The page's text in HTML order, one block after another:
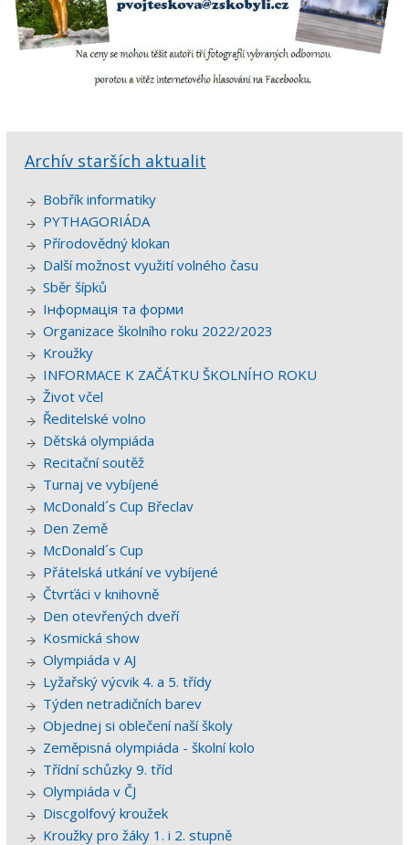
Archív starších aktualit
Bobřík informatiky
PYTHAGORIÁDA
Přírodovědný klokan
Další možnost využití volného času
Sběr šípků
Інформація та форми
Organizace školního roku 2022/2023
Kroužky
INFORMACE K ZAČÁTKU ŠKOLNÍHO ROKU
Život včel
Ředitelské volno
Dětská olympiáda
Recitační soutěž
Turnaj ve vybíjené
McDonald´s Cup Břeclav
Den Země
McDonald´s Cup
Přátelská utkání ve vybíjené
Čtvrťáci v knihovně
Den otevřených dveří
Kosmická show
Olympiáda v AJ
Lyžařský výcvik 4. a 5. třídy
Týden netradičních barev
Objednej si oblečení naší školy
Zeměpisná olympiáda - školní kolo
Třídní schůzky 9. tříd
Olympiáda v ČJ
Discgolfový kroužek
Kroužky pro žáky 1. i 2. stupně